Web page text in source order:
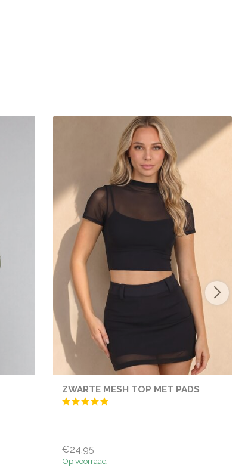
ZWARTE MESH TOP MET PADS
€24,95
Op voorraad